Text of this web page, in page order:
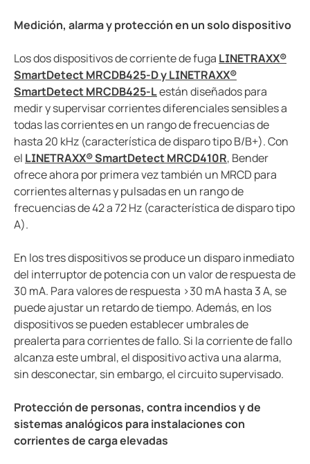
Medición, alarma y protección en un solo dispositivo
Los dos dispositivos de corriente de fuga LINETRAXX®
SmartDetect MRCDB425-D y LINETRAXX®
SmartDetect MRCDB425-Lestán diseñados para
medir y supervisar corrientes diferenciales sensibles a
todas las corrientes en un rango de frecuencias de
hasta 20 kHz (característica de disparo tipo B/B+). Con
el LINETRAXX® SmartDetect MRCD410R, Bender
ofrece ahora por primera vez también un MRCD para
corrientes alternas y pulsadas en un rango de
frecuencias de 42 a 72 Hz (característica de disparo tipo
A).
En los tres dispositivos se produce un disparo inmediato
del interruptor de potencia con un valor de respuesta de
30 mA. Para valores de respuesta >30 mA hasta 3 A, se
puede ajustar un retardo de tiempo. Además, en los
dispositivos se pueden establecer umbrales de
prealerta para corrientes de fallo. Si la corriente de fallo
alcanza este umbral, el dispositivo activa una alarma,
sin desconectar, sin embargo, el circuito supervisado.
Protección de personas, contra incendios y de
sistemas analógicos para instalaciones con
corrientes de carga elevadas